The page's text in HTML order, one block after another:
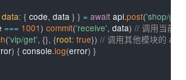
data: { code, data } } = await api.post('shop/
=== 1001) commit('receive', data) // 调用当前
('vip/get', {}, {root: true}) // 调用其他模块的
) { console.log(error) }